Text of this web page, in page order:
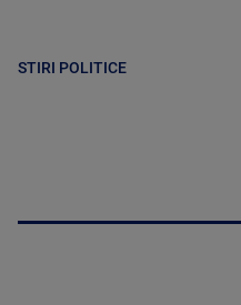
STIRI POLITICE